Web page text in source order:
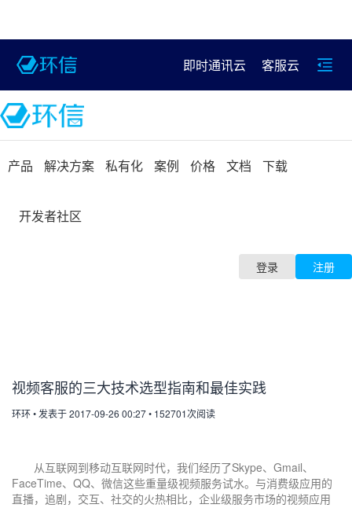
即时通讯云 客服云
产品 解决方案 私有化 案例 价格 文档 下载
开发者社区
登录 注册
视频客服的三大技术选型指南和最佳实践
环环• 发表于 2017-09-26 00:27• 152701次阅读
从互联网到移动互联网时代，我们经历了Skype、Gmail、
FaceTime、QQ、微信这些重量级视频服务试水。与消费级应用的
直播，追剧，交互、社交的火热相比，企业级服务市场的视频应用